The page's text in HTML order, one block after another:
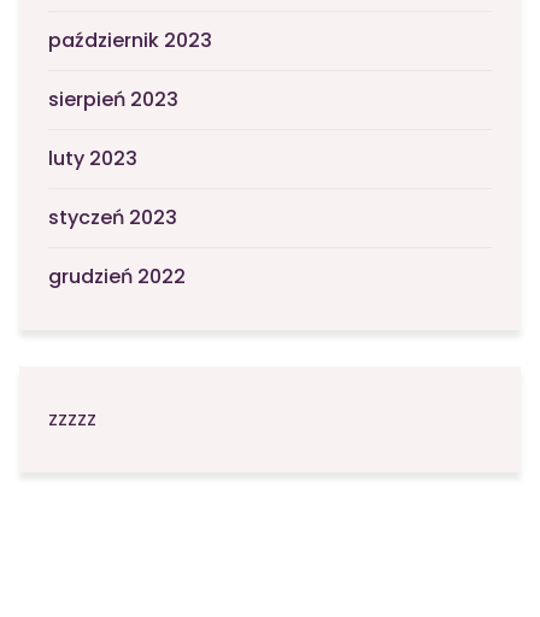
październik 2023
sierpień 2023
luty 2023
styczeń 2023
grudzień 2022
zzzzz